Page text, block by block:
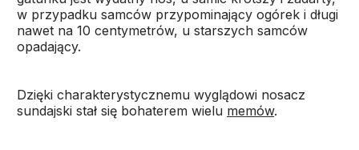
w przypadku samców przypominający ogórek i długi
nawet na 10 centymetrów, u starszych samców
opadający.
Dzięki charakterystycznemu wyglądowi nosacz
sundajski stał się bohaterem wielu memów.